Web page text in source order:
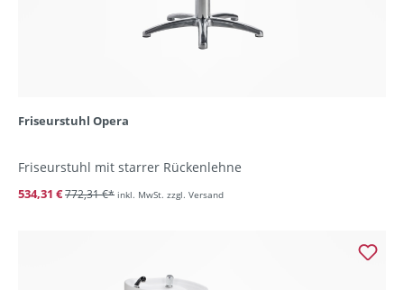
Friseurstuhl Opera
Friseurstuhl mit starrer Rückenlehne
534,31 €772,31 €* inkl. MwSt. zzgl. Versand